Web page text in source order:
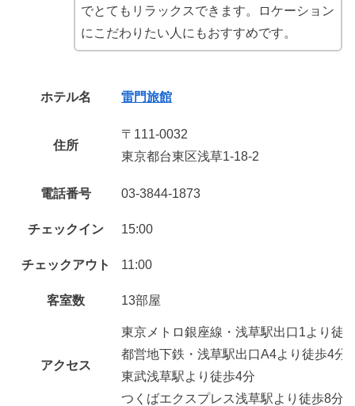
でとてもリラックスできます。ロケーション
にこだわりたい人にもおすすめです。
ホテル名 雷門旅館
住所
〒111-0032
東京都台東区浅草1-18-2
電話番号 03-3844-1873
チェックイン 15:00
チェックアウト 11:00
客室数 13部屋
アクセス
東京メトロ銀座線・浅草駅出口1より徒
都営地下鉄・浅草駅出口A4より徒歩4分
東武浅草駅より徒歩4分
つくばエクスプレス浅草駅より徒歩8分